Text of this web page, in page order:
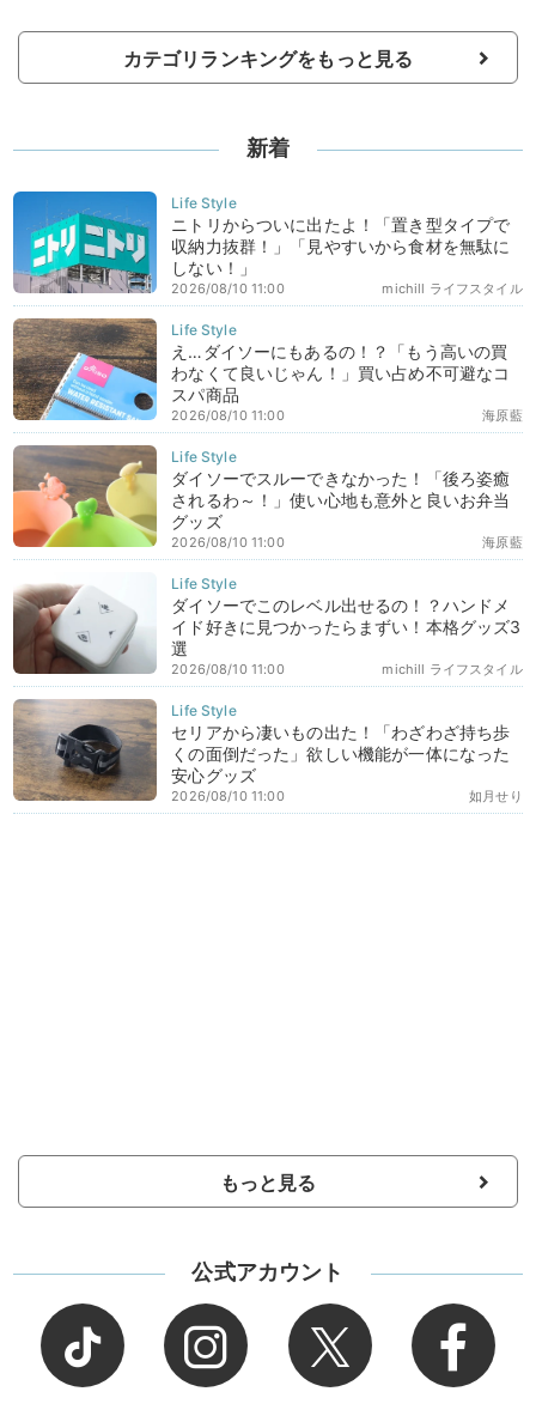
カテゴリランキングをもっと見る
新着
ニトリからついに出たよ！「置き型タイプで
収納力抜群！」「見やすいから食材を無駄に
しない！」
michill ライフスタイル
2026/08/10 11:00
え…ダイソーにもあるの！？「もう高いの買
わなくて良いじゃん！」買い占め不可避なコ
スパ商品
海原藍
2026/08/10 11:00
ダイソーでスルーできなかった！「後ろ姿癒
されるわ～！」使い心地も意外と良いお弁当
グッズ
海原藍
2026/08/10 11:00
ダイソーでこのレベル出せるの！？ハンドメ
イド好きに見つかったらまずい！本格グッズ3
選
michill ライフスタイル
2026/08/10 11:00
セリアから凄いもの出た！「わざわざ持ち歩
くの面倒だった」欲しい機能が一体になった
安心グッズ
如月せり
2026/08/10 11:00
もっと見る
公式アカウント